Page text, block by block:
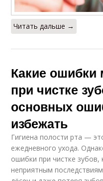
Читать дальше →
Какие
при чистке
основных
избежать
Гигиена полости рта —
ежедневного ухода.
ошибки при чистке
неприятным